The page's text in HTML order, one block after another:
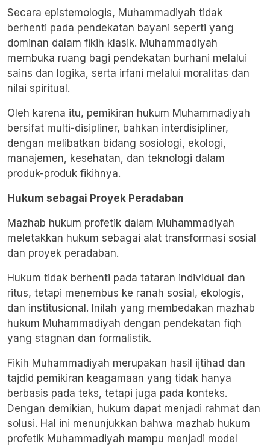
Secara epistemologis, Muhammadiyah tidak
berhenti pada pendekatan bayani seperti yang
dominan dalam fikih klasik. Muhammadiyah
membuka ruang bagi pendekatan burhani melalui
sains dan logika, serta irfani melalui moralitas dan
nilai spiritual.
Oleh karena itu, pemikiran hukum Muhammadiyah
bersifat multi-disipliner, bahkan interdisipliner,
dengan melibatkan bidang sosiologi, ekologi,
manajemen, kesehatan, dan teknologi dalam
produk-produk fikihnya.
Hukum sebagai Proyek Peradaban
Mazhab hukum profetik dalam Muhammadiyah
meletakkan hukum sebagai alat transformasi sosial
dan proyek peradaban.
Hukum tidak berhenti pada tataran individual dan
ritus, tetapi menembus ke ranah sosial, ekologis,
dan institusional. Inilah yang membedakan mazhab
hukum Muhammadiyah dengan pendekatan fiqh
yang stagnan dan formalistik.
Fikih Muhammadiyah merupakan hasil ijtihad dan
tajdid pemikiran keagamaan yang tidak hanya
berbasis pada teks, tetapi juga pada konteks.
Dengan demikian, hukum dapat menjadi rahmat dan
solusi. Hal ini menunjukkan bahwa mazhab hukum
profetik Muhammadiyah mampu menjadi model